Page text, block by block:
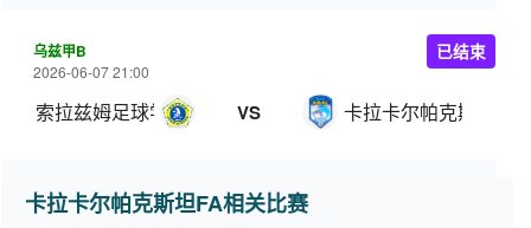
乌兹甲B
2026-06-07 21:00
索拉兹姆足球学院 VS 卡拉卡尔帕克斯坦FA
已结束
卡拉卡尔帕克斯坦FA相关比赛